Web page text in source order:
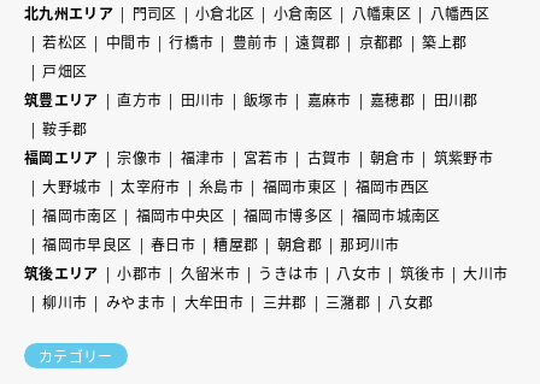
北九州エリア
門司区 小倉北区 小倉南区 八幡東区
八幡西区
若松区
中間市 行橋市 豊前市 遠賀郡 京都郡
築上郡
戸畑区
筑豊エリア
直方市 田川市 飯塚市 嘉麻市 嘉穂郡
田川郡
鞍手郡
福岡エリア
宗像市 福津市 宮若市 古賀市 朝倉市
筑紫野市
大野城市
太宰府市 糸島市 福岡市東区
福岡市西区
福岡市南区
福岡市中央区 福岡市博多区
福岡市城南区
福岡市早良区
春日市 糟屋郡 朝倉郡
那珂川市
筑後エリア
小郡市 久留米市 うきは市 八女市 筑後市
大川市
柳川市
みやま市 大牟田市 三井郡 三潴郡 八女郡
カテゴリー